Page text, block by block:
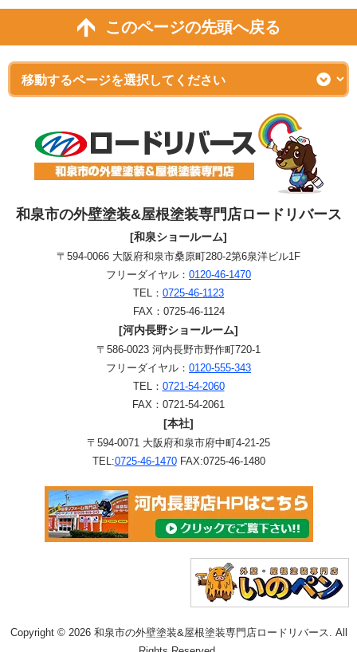
このページの先頭へ戻る
和泉市の外壁塗装&屋根塗装専門店ロードリバース
[和泉ショールーム]
〒594-0066 大阪府和泉市桑原町280-2第6泉洋ビル1F
フリーダイヤル： 0120-46-1470
TEL： 0725-46-1123
FAX：0725-46-1124
[河内長野ショールーム]
〒586-0023 河内長野市野作町720-1
フリーダイヤル： 0120-555-343
TEL： 0721-54-2060
FAX：0721-54-2061
[本社]
〒594-0071 大阪府和泉市府中町4-21-25
TEL:0725-46-1470FAX:0725-46-1480
Copyright © 2026 和泉市の外壁塗装&屋根塗装専門店ロードリバース. All